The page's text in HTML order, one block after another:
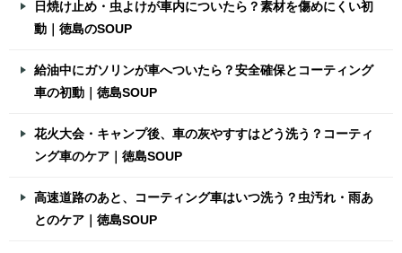
日焼け止め・虫よけが車内についたら？素材を傷めにくい初
動｜徳島のSOUP
給油中にガソリンが車へついたら？安全確保とコーティング
車の初動｜徳島SOUP
花火大会・キャンプ後、車の灰やすすはどう洗う？コーティ
ング車のケア｜徳島SOUP
高速道路のあと、コーティング車はいつ洗う？虫汚れ・雨あ
とのケア｜徳島SOUP